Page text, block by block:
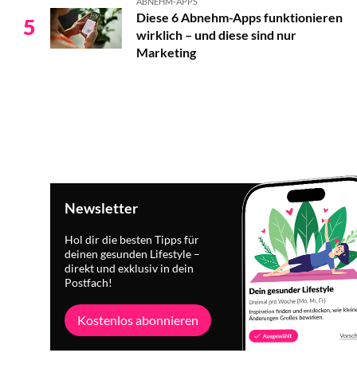
5
Diese 6 Abnehm-Apps funktionieren
wirklich – und diese sind nur
Marketing
Newsletter
Hol dir die besten Tipps für
deinen gesunden Lifestyle –
direkt und exklusiv in dein
Postfach!
Kostenlos abonnieren